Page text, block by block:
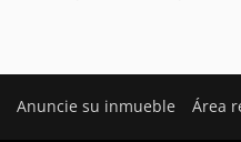
Anuncie su inmueble Área